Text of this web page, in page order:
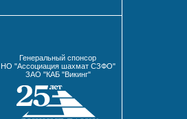
Генеральный спонсор
НО "Ассоциация шахмат СЗФО"
ЗАО "КАБ "Викинг"